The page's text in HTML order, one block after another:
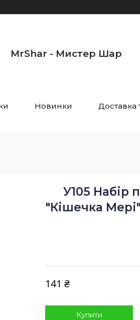
MrShar - Мистер Шар
Новинки Доставка
У105 Набір
"Кішечка
141 ₴
Купити